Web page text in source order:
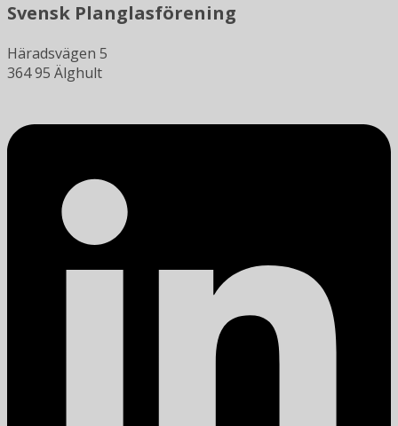
Svensk Planglasförening
Häradsvägen 5
364 95 Älghult